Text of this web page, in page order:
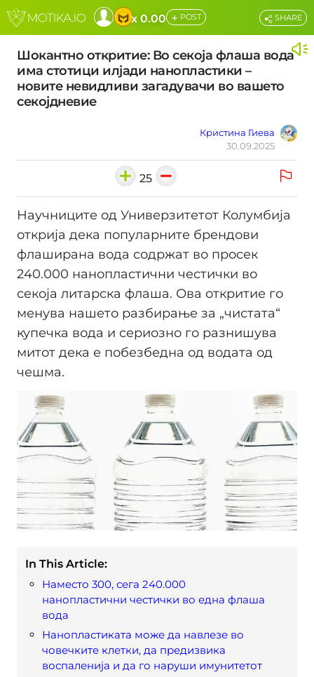
x 0.00 + POST
Шокантно откритие: Во секоја флаша вода
има стотици илјади нанопластики –
новите невидливи загадувачи во вашето
секојдневие
Кристина Гиева
30.09.2025
SHARE
25
Научниците од Универзитетот Колумбија
открија дека популарните брендови
флаширана вода содржат во просек
240.000 нанопластични честички во
секоја литарска флаша. Ова откритие го
менува нашето разбирање за „чистата“
купечка вода и сериозно го разнишува
митот дека е побезбедна од водата од
чешма.
In This Article:
Наместо 300, сега 240.000
нанопластични честички во една флаша
вода
Нанопластиката може да навлезе во
човечките клетки, да предизвика
воспаленија и да го наруши имунитетот